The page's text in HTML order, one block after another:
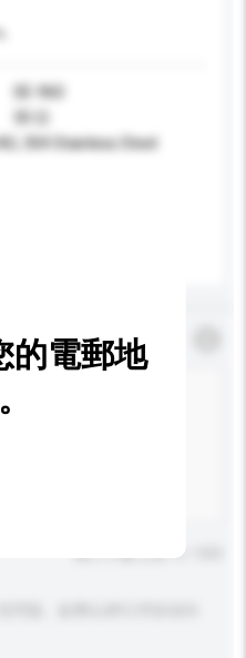
SE-960
304 Stainless Steel
*必須填寫
輸入字數上限: 0 / 500
的電郵地